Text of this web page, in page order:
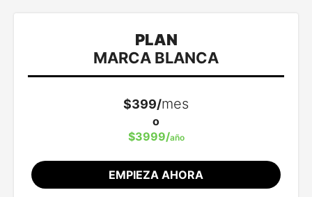
PLAN
MARCA BLANCA
$399/mes
o
$3999/año
EMPIEZA AHORA
Características clave:
Personalización CSS y dominio propio
Desaparece la marca 'Easypromos'